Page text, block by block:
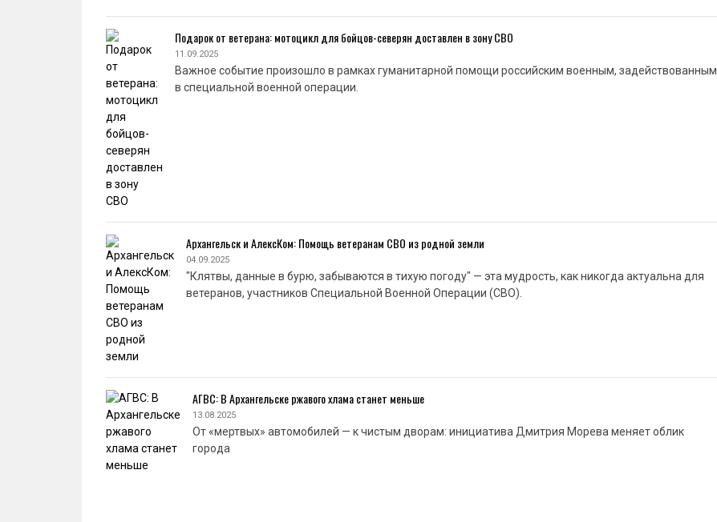
Подарок от ветерана: мотоцикл для бойцов-северян доставлен в зону СВО
11.09.2025
Важное событие произошло в рамках гуманитарной помощи российским военным, задействованным
в специальной военной операции.
Архангельск и АлексКом: Помощь ветеранам СВО из родной земли
04.09.2025
"Клятвы, данные в бурю, забываются в тихую погоду" — эта мудрость, как никогда актуальна для
ветеранов, участников Специальной Военной Операции (СВО).
АГВС: В Архангельске ржавого хлама станет меньше
13.08.2025
От «мертвых» автомобилей — к чистым дворам: инициатива Дмитрия Морева меняет облик
города